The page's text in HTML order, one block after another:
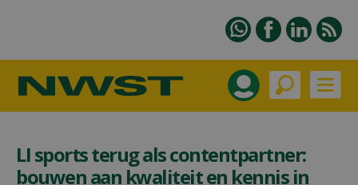
LI sports terug als contentpartner:
bouwen aan kwaliteit en kennis in